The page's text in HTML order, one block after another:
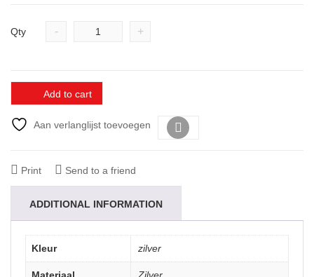
Qty - +
Add to cart
Aan verlanglijst toevoegen
Print Send to a friend
ADDITIONAL INFORMATION
Kleur zilver